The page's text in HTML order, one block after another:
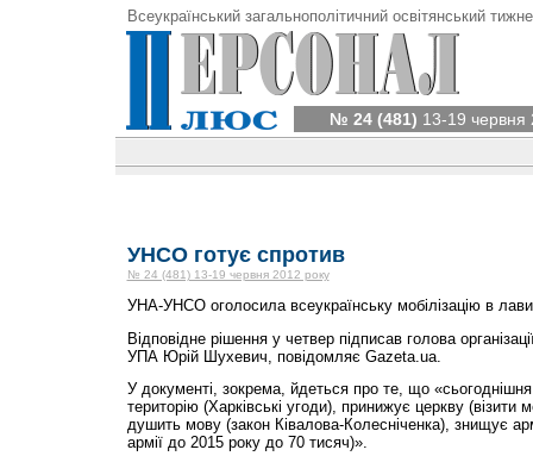
Всеукраїнський загальнополітичний освітянський
№ 24 (481) 13-19 червня
УНСО готує спротив
№ 24 (481) 13-19 червня 2012 року
УНА-УНСО оголосила всеукраїнську мобілізацію в лави
Відповідне рішення у четвер підписав голова
УПА Юрій Шухевич, повідомляє Gazeta.ua.
У документі, зокрема, йдеться про те, що
територію (Харківські угоди), принижує церкву (візити
душить мову (закон Ківалова-Колесніченка), знищує
армії до 2015 року до 70 тисяч)».